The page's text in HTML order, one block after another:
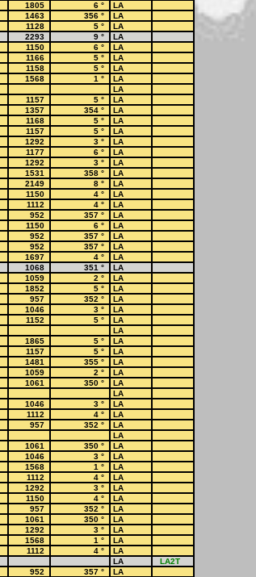
1805 6 °
LA
1463 356 °
LA
1128 5 °
LA
2293 9 °
LA
1150 6 °
LA
1166 5 °
LA
1158 5 °
LA
1568 1 °
LA
LA
1157 5 °
LA
1357 354 °
LA
1168 5 °
LA
1157 5 °
LA
1292 3 °
LA
1177 6 °
LA
1292 3 °
LA
1531 358 °
LA
2149 8 °
LA
1150 4 °
LA
1112 4 °
LA
952 357 °
LA
1150 6 °
LA
952 357 °
LA
952 357 °
LA
1697 4 °
LA
1068 351 °
LA
1059 2 °
LA
1852 5 °
LA
957 352 °
LA
1046 3 °
LA
1152 5 °
LA
LA
1865 5 °
LA
1157 5 °
LA
1481 355 °
LA
1059 2 °
LA
1061 350 °
LA
LA
1046 3 °
LA
1112 4 °
LA
957 352 °
LA
LA
1061 350 °
LA
1046 3 °
LA
1568 1 °
LA
1112 4 °
LA
1292 3 °
LA
1150 4 °
LA
957 352 °
LA
1061 350 °
LA
1292 3 °
LA
1568 1 °
LA
1112 4 °
LA
LA
LA2T
952 357 ° LA